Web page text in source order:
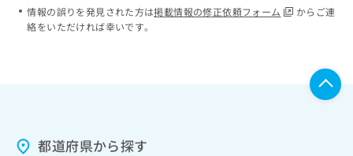
情報の誤りを発見された方は掲載情報の修正依頼フォーム
からご連
絡をいただければ幸いです。
都道府県から探す